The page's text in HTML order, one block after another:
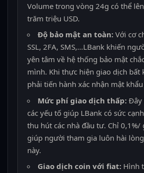
Volume trong vòng 24g có thể
trăm triệu USD.
Độ bảo mật an toàn:Với cơ
SSL, 2FA, SMS,…LBank khiến
yên tâm về hệ thống bảo mật
mình. Khi thực hiện giao dịch bất
phải tiến hành xác nhận mật
Mức phí giao dịch thấp:Đây
các yếu tố giúp LBank có sức
thu hút các nhà đầu tư. Chỉ 0,1%/
giúp người tham gia luôn hài
này.
Giao dịch coin với fiat:Hình